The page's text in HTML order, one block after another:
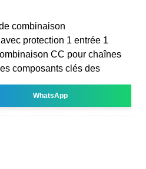
combinaison
protection 1 entrée 1
CC pour chaînes
composants clés des
WhatsApp